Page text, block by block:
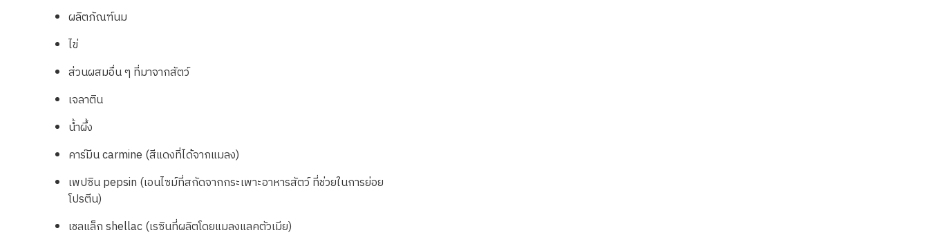
ผลิตภัณฑ์นม
ไข่
ส่วนผสมอื่น ๆ ที่มาจากสัตว์
เจลาติน
น้ำผึ้ง
คาร์มีน carmine (สีแดงที่ได้จากแมลง)
เพปซิน pepsin (เอนไซม์ที่สกัดจากกระเพาะอาหารสัตว์ที่ช่วยในการย่อย
โปรตีน)
เชลแล็กshellac (เรซินที่ผลิตโดยแมลงแลคตัวเมีย)